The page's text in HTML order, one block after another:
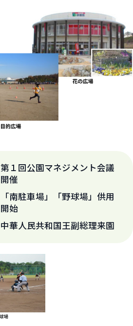
第１回公園マネジメント会議
開催
「南駐車場」「野球場」供用
開始
中華人民共和国王副総理来園